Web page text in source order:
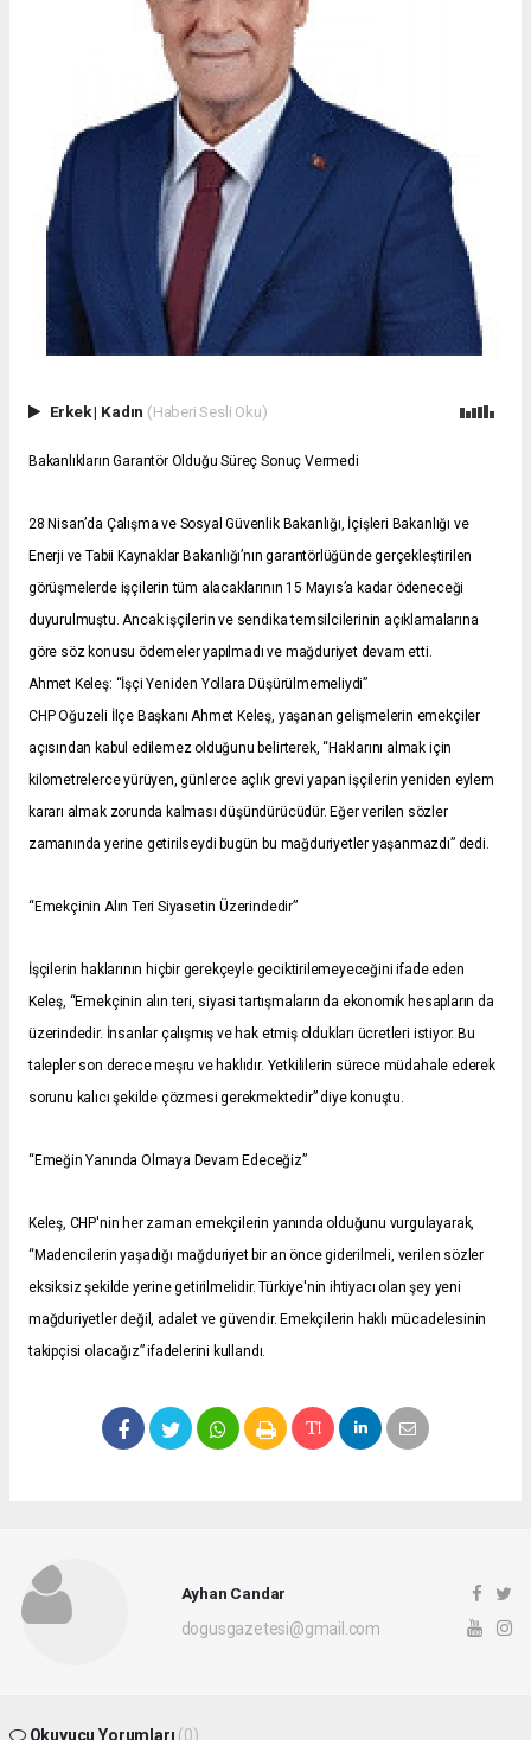
Erkek| Kadın (Haberi Sesli Oku)
Bakanlıkların Garantör Olduğu Süreç Sonuç Vermedi
28 Nisan’da Çalışma ve Sosyal Güvenlik Bakanlığı, İçişleri Bakanlığı ve
Enerji ve Tabii Kaynaklar Bakanlığı’nın garantörlüğünde gerçekleştirilen
görüşmelerde işçilerin tüm alacaklarının 15 Mayıs’a kadar ödeneceği
duyurulmuştu. Ancak işçilerin ve sendika temsilcilerinin açıklamalarına
göre söz konusu ödemeler yapılmadı ve mağduriyet devam etti.
Ahmet Keleş: “İşçi Yeniden Yollara Düşürülmemeliydi”
CHP Oğuzeli İlçe Başkanı Ahmet Keleş, yaşanan gelişmelerin emekçiler
açısından kabul edilemez olduğunu belirterek, “Haklarını almak için
kilometrelerce yürüyen, günlerce açlık grevi yapan işçilerin yeniden eylem
kararı almak zorunda kalması düşündürücüdür. Eğer verilen sözler
zamanında yerine getirilseydi bugün bu mağduriyetler yaşanmazdı” dedi.
“Emekçinin Alın Teri Siyasetin Üzerindedir”
İşçilerin haklarının hiçbir gerekçeyle geciktirilemeyeceğini ifade eden
Keleş, “Emekçinin alın teri, siyasi tartışmaların da ekonomik hesapların da
üzerindedir. İnsanlar çalışmış ve hak etmiş oldukları ücretleri istiyor. Bu
talepler son derece meşru ve haklıdır. Yetkililerin sürece müdahale ederek
sorunu kalıcı şekilde çözmesi gerekmektedir” diye konuştu.
“Emeğin Yanında Olmaya Devam Edeceğiz”
Keleş, CHP'nin her zaman emekçilerin yanında olduğunu vurgulayarak,
“Madencilerin yaşadığı mağduriyet bir an önce giderilmeli, verilen sözler
eksiksiz şekilde yerine getirilmelidir. Türkiye'nin ihtiyacı olan şey yeni
mağduriyetler değil, adalet ve güvendir. Emekçilerin haklı mücadelesinin
takipçisi olacağız” ifadelerini kullandı.
Ayhan Candar
dogusgazetesi@gmail.com
Okuyucu Yorumları (0)